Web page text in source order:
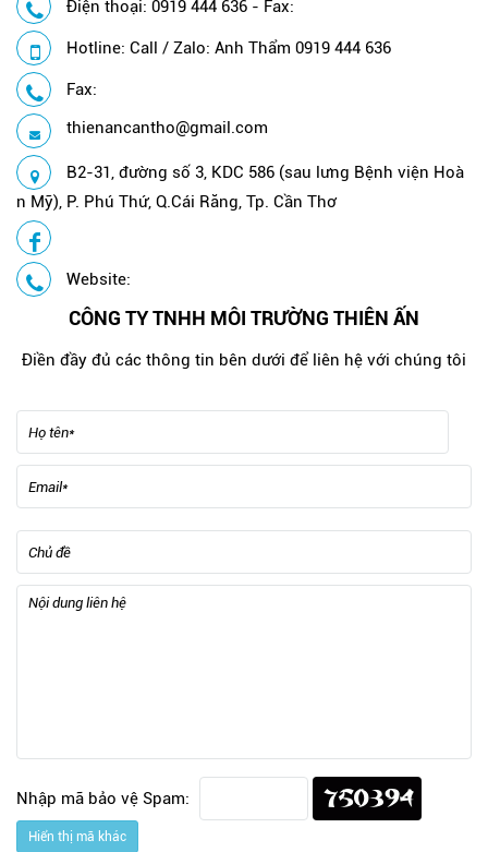
Điện thoại: 0919 444 636 - Fax:
Hotline: Call / Zalo: Anh Thẩm 0919 444 636
Fax:
thienancantho@gmail.com
B2-31, đường số 3, KDC 586 (sau lưng Bệnh viện Hoà
n Mỹ), P. Phú Thứ, Q.Cái Răng, Tp. Cần Thơ
Website:
CÔNG TY TNHH MÔI TRƯỜNG THIÊN ẤN
Điền đầy đủ các thông tin bên dưới để liên hệ với chúng tôi
Nhập mã bảo vệ Spam:
Hiển thị mã khác